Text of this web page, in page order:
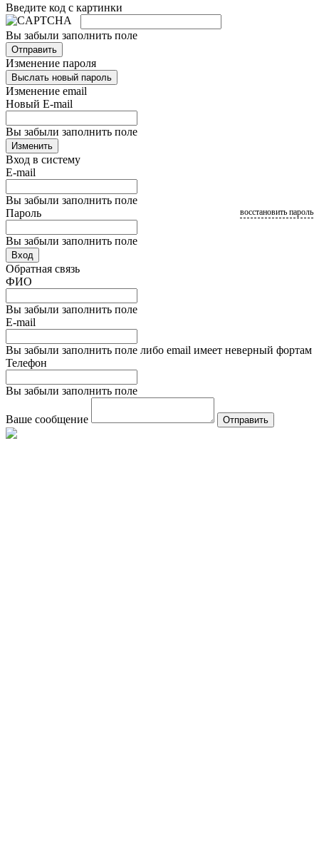
Введите код с картинки
Вы забыли заполнить поле
Отправить
Изменение пароля
Выслать новый пароль
Изменение email
Новый E-mail
Вы забыли заполнить поле
Изменить
Вход в систему
E-mail
Вы забыли заполнить поле
Пароль
Вы забыли заполнить поле
восстановить пароль
Вход
Обратная связь
ФИО
Вы забыли заполнить поле
E-mail
Вы забыли заполнить поле либо email имеет неверный фортам
Телефон
Вы забыли заполнить поле
Ваше сообщение Отправить